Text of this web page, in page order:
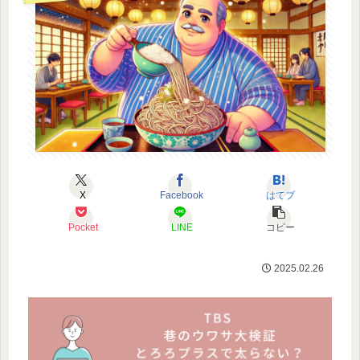
X Facebook はてブ
Pocket LINE コピー
2025.02.26